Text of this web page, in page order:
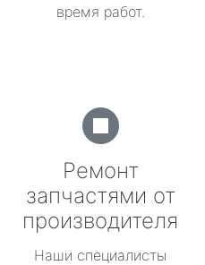
время работ.
Ремонт
запчастями от
производителя
Наши специалисты